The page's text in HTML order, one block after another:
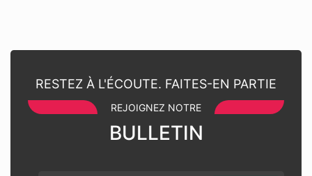
RESTEZ À L'ÉCOUTE. FAITES-EN PARTIE
REJOIGNEZ NOTRE
BULLETIN